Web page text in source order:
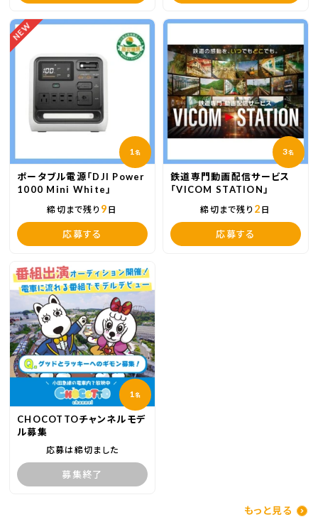
NEW
1名
ポータブル電源「DJI Power
1000 Mini White」
締切まで残り 9 日
応募する
3名
鉄道専門動画配信サービス
「VICOM STATION」
締切まで残り 2 日
応募する
1 名
CHOCOTTOチャンネルモデ
ル募集
応募は締切ました
募集終了
もっと見る